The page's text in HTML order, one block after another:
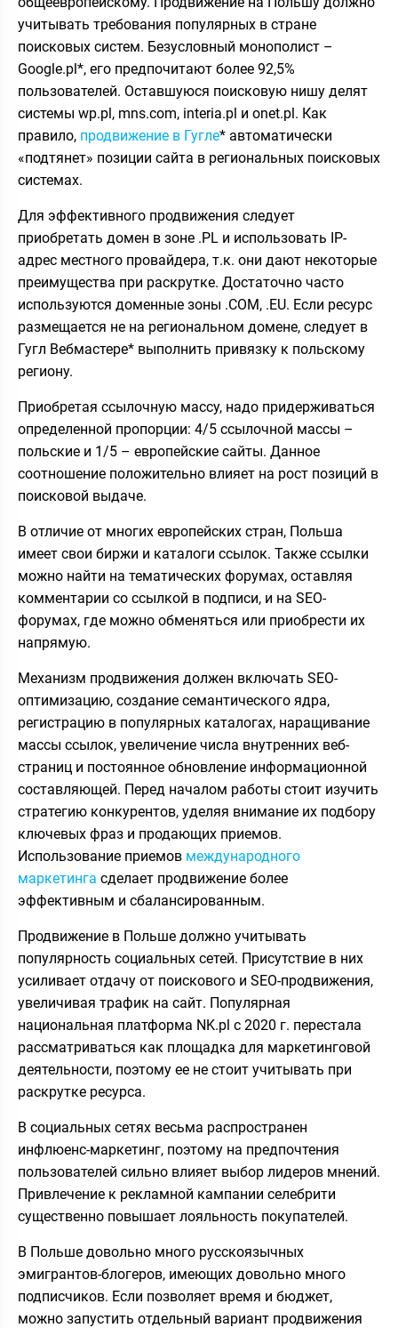
учитывать требования популярных в стране
поисковых систем. Безусловный монополист –
Google.pl*, его предпочитают более 92,5%
пользователей. Оставшуюся поисковую нишу делят
системы wp.pl, mns.com, interia.pl и onet.pl. Как
правило, продвижение в Гугле* автоматически
«подтянет» позиции сайта в региональных поисковых
системах.
Для эффективного продвижения следует
приобретать домен в зоне .PL и использовать IP-
адрес местного провайдера, т.к. они дают некоторые
преимущества при раскрутке. Достаточно часто
используются доменные зоны .COM, .EU. Если ресурс
размещается не на региональном домене, следует в
Гугл Вебмастере* выполнить привязку к польскому
региону.
Приобретая ссылочную массу, надо придерживаться
определенной пропорции: 4/5 ссылочной массы –
польские и 1/5 – европейские сайты. Данное
соотношение положительно влияет на рост позиций в
поисковой выдаче.
В отличие от многих европейских стран, Польша
имеет свои биржи и каталоги ссылок. Также ссылки
можно найти на тематических форумах, оставляя
комментарии со ссылкой в подписи, и на SEO-
форумах, где можно обменяться или приобрести их
напрямую.
Механизм продвижения должен включать SEO-
оптимизацию, создание семантического ядра,
регистрацию в популярных каталогах, наращивание
массы ссылок, увеличение числа внутренних веб-
страниц и постоянное обновление информационной
составляющей. Перед началом работы стоит изучить
стратегию конкурентов, уделяя внимание их подбору
ключевых фраз и продающих приемов.
Использование приемов международного
маркетинга сделает продвижение более
эффективным и сбалансированным.
Продвижение в Польше должно учитывать
популярность социальных сетей. Присутствие в них
усиливает отдачу от поискового и SEO-продвижения,
увеличивая трафик на сайт. Популярная
национальная платформа NK.pl с 2020 г. перестала
рассматриваться как площадка для маркетинговой
деятельности, поэтому ее не стоит учитывать при
раскрутке ресурса.
В социальных сетях весьма распространен
инфлюенс-маркетинг, поэтому на предпочтения
пользователей сильно влияет выбор лидеров мнений.
Привлечение к рекламной кампании селебрити
существенно повышает лояльность покупателей.
В Польше довольно много русскоязычных
эмигрантов-блогеров, имеющих довольно много
подписчиков. Если позволяет время и бюджет,
можно запустить отдельный вариант продвижения